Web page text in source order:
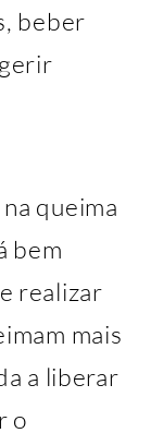
beber
queima
bem
realizar
mais
a liberar
o